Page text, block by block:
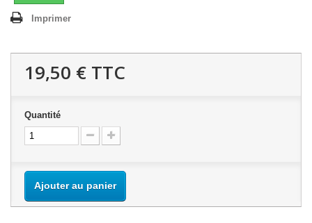
Imprimer
19,50 € TTC
Quantité
Ajouter au panier